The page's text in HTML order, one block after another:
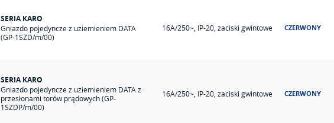
SERIA KARO
Gniazdo pojedyncze z uziemieniem DATA
(GP-1SZD/m/00)
16A/250~, IP-20, zaciski gwintowe CZERWONY
SERIA KARO
Gniazdo pojedyncze z uziemieniem DATA z
przesłonami torów prądowych (GP-
1SZDP/m/00)
16A/250~, IP-20, zaciski gwintowe CZERWONY